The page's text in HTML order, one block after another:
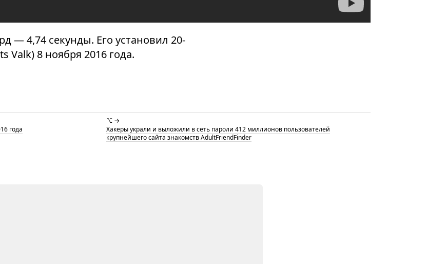
— 4,74 секунды. Его установил 20-
Valk) 8 ноября 2016 года.
года
⌥ →
Хакеры украли и выложили в сеть пароли 412 миллионов пользователей
крупнейшего сайта знакомств AdultFriendFinder